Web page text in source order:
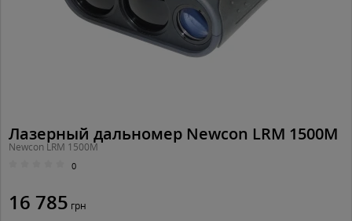
Лазерный дальномер Newcon LRM 1500M
Newcon LRM 1500M
0
16 785 грн